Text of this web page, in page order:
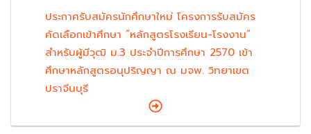
ประกาศรับสมัครนักศึกษาใหม่ โครงการรับสมัคร
คัดเลือกเข้าศึกษา “หลักสูตรโรงเรียน-โรงงาน”
สำหรับผู้มีวุฒิ ม.3 ประจำปีการศึกษา 2570 เข้า
ศึกษาหลักสูตรอนุปริญญา ณ มจพ. วิทยาเขต
ปราจีนบุรี